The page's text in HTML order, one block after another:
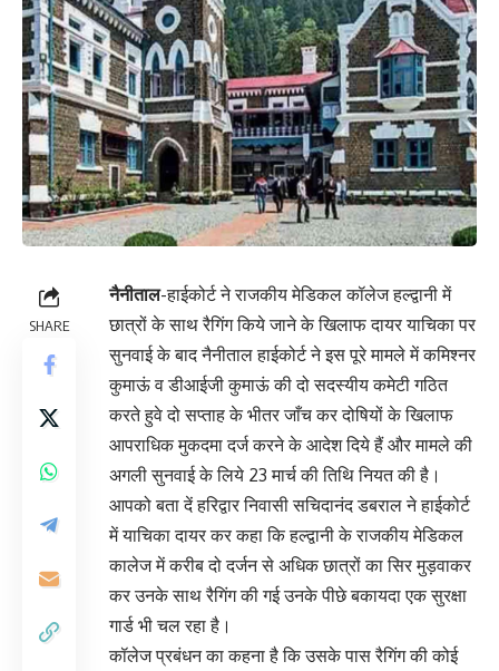
SHARE
नैनीताल-हाईकोर्ट ने राजकीय मेडिकल कॉलेज हल्द्वानी में
छात्रों के साथ रैगिंग किये जाने के खिलाफ दायर याचिका पर
सुनवाई के बाद नैनीताल हाईकोर्ट ने इस पूरे मामले में कमिश्नर
कुमाऊं व डीआईजी कुमाऊं की दो सदस्यीय कमेटी गठित
करते हुवे दो सप्ताह के भीतर जाँच कर दोषियों के खिलाफ
आपराधिक मुकदमा दर्ज करने के आदेश दिये हैं और मामले की
अगली सुनवाई के लिये 23 मार्च की तिथि नियत की है।
आपको बता दें हरिद्वार निवासी सचिदानंद डबराल ने हाईकोर्ट
में याचिका दायर कर कहा कि हल्द्वानी के राजकीय मेडिकल
कालेज में करीब दो दर्जन से अधिक छात्रों का सिर मुड़वाकर
कर उनके साथ रैगिंग की गई उनके पीछे बकायदा एक सुरक्षा
गार्ड भी चल रहा है।
कॉलेज प्रबंधन का कहना है कि उसके पास रैगिंग की कोई